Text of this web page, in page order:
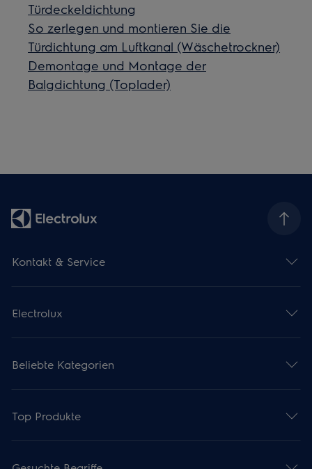
Türdeckeldichtung
So zerlegen und montieren Sie die
Türdichtung am Luftkanal (Wäschetrockner)
Demontage und Montage der
Balgdichtung (Toplader)
Kontakt & Service
Electrolux
Beliebte Kategorien
Top Produkte